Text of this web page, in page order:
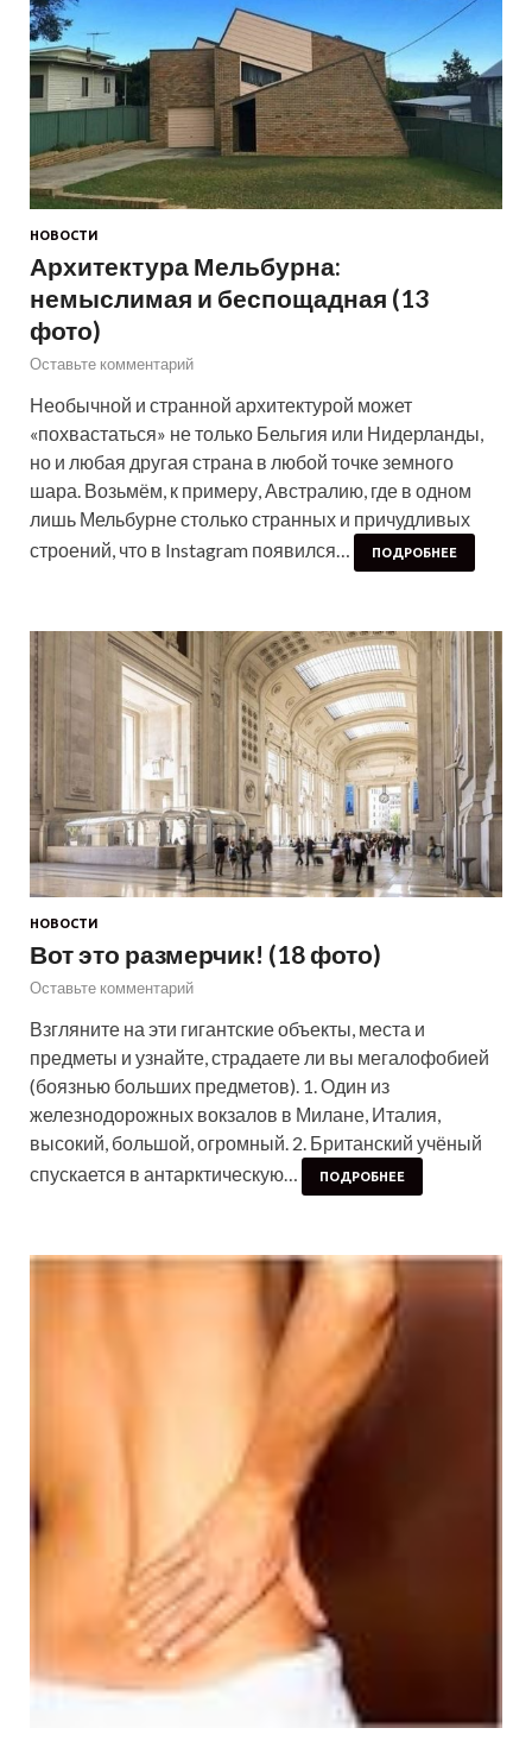
НОВОСТИ
Архитектура Мельбурна:
немыслимая и беспощадная (13
фото)
Оставьте комментарий
Необычной и странной архитектурой может
«похвастаться» не только Бельгия или Нидерланды,
но и любая другая страна в любой точке земного
шара. Возьмём, к примеру, Австралию, где в одном
лишь Мельбурне столько странных и причудливых
строений, что в Instagram появился…
ПОДРОБНЕЕ
НОВОСТИ
Вот это размерчик! (18 фото)
Оставьте комментарий
Взгляните на эти гигантские объекты, места и
предметы и узнайте, страдаете ли вы мегалофобией
(боязнью больших предметов). 1. Один из
железнодорожных вокзалов в Милане, Италия,
высокий, большой, огромный. 2. Британский учёный
спускается в антарктическую…
ПОДРОБНЕЕ